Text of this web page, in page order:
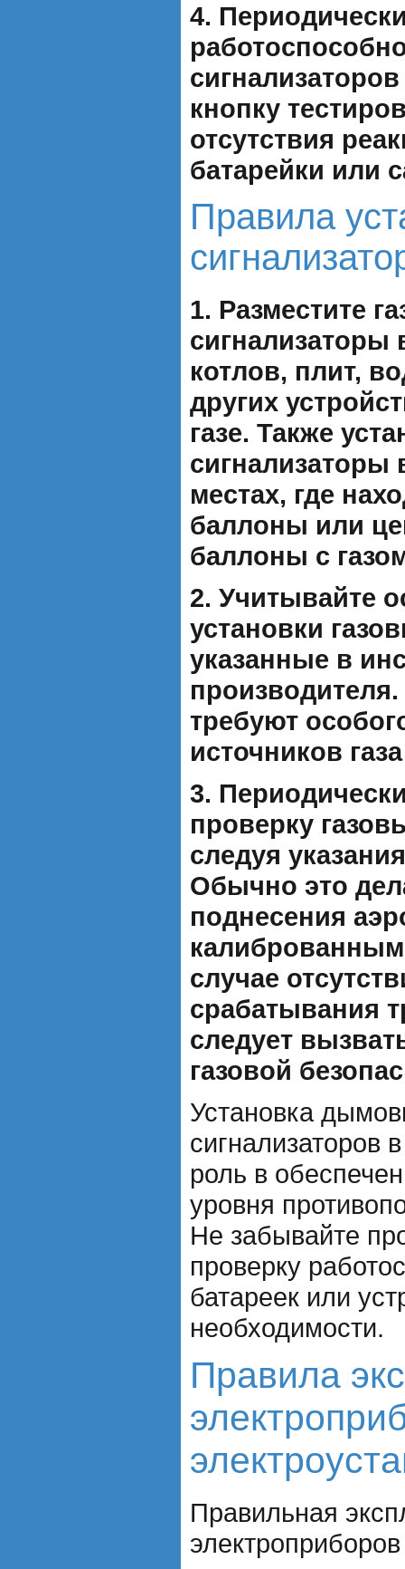
4.
кнопку
отсутствия
батарейки или
Правила
1. Разместите
сигнализаторы
котлов, плит,
других
газе. Также
сигнализаторы
местах, где
баллоны или
баллоны с
2. Учитывайте
установки
указанные в
требуют
источников
3.
проверку
следуя
Обычно это
поднесения
калиброванным
случае
срабатывания
следует
газовой
Установка
сигнализаторов
роль в
уровня
Не забывайте
проверку
батареек или
необходимости.
Правила
Правильная